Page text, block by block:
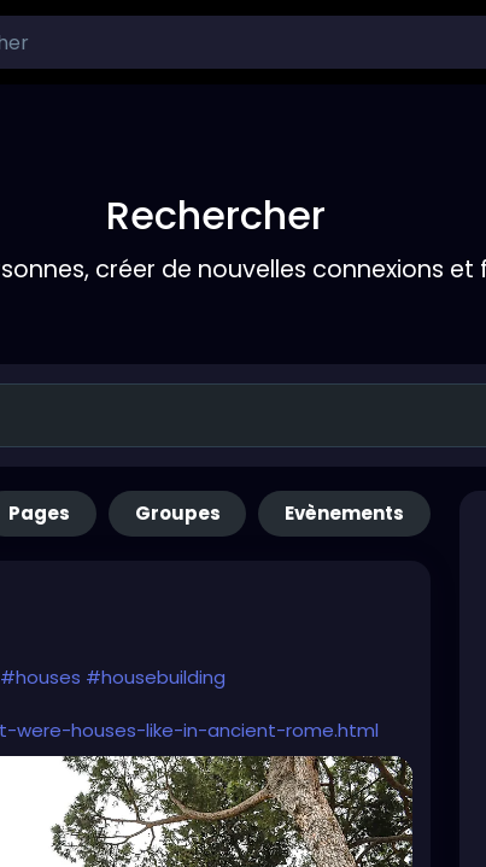
Rechercher
créer de nouvelles connexions
Pages Groupes Evènements
#houses #housebuilding
were-houses-like-in-ancient-rome.html